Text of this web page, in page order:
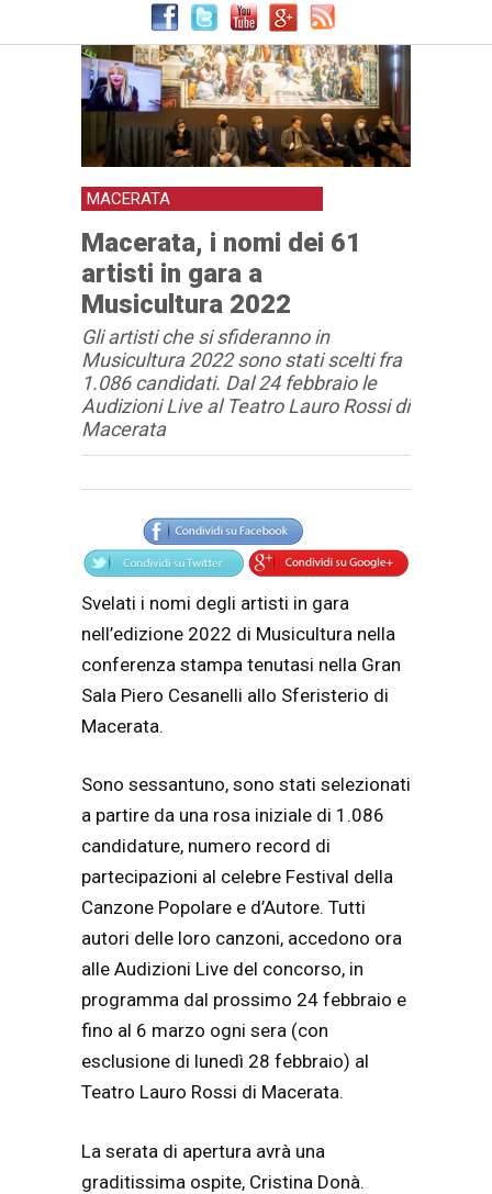
MACERATA
Macerata, i nomi dei 61
artisti in gara a
Musicultura 2022
Gli artisti che si sfideranno in
Musicultura 2022 sono stati scelti fra
1.086 candidati. Dal 24 febbraio le
Audizioni Live al Teatro Lauro Rossi di
Macerata
Articolo
Testo articolo principale
Svelati i nomi degli artisti in gara
nell’edizione 2022 di Musicultura nella
conferenza stampa tenutasi nella Gran
Sala Piero Cesanelli allo Sferisterio di
Macerata.
Sono sessantuno, sono stati selezionati
a partire da una rosa iniziale di 1.086
candidature, numero record di
partecipazioni al celebre Festival della
Canzone Popolare e d’Autore. Tutti
autori delle loro canzoni, accedono ora
alle Audizioni Live del concorso, in
programma dal prossimo 24 febbraio e
fino al 6 marzo ogni sera (con
esclusione di lunedì 28 febbraio) al
Teatro Lauro Rossi di Macerata.
La serata di apertura avrà una
graditissima ospite, Cristina Donà.